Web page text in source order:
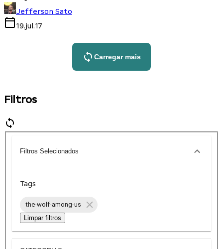
Jefferson Sato
19.jul.17
Carregar mais
Filtros
Filtros Selecionados
Tags
the-wolf-among-us
Limpar filtros